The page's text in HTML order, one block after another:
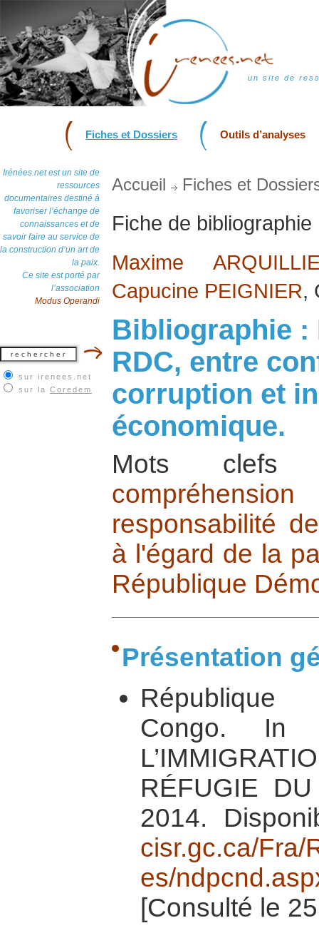
un site de
Fiches et Dossiers Outils d’analyses
Irénées.net est un site de
ressources
documentaires destiné à
favoriser l’échange de
connaissances et de
savoir faire au service de
la construction d’un art de
la paix.
Ce site est porté par
l’association
Modus Operandi
sur irenees.net
sur la Coredem
Accueil Fiches et
Fiche de bibliographie
Maxime
Capucine PEIGNIER,
Bibliographie :
RDC, entre
corruption et
économique.
Mots
responsabilité
à l'égard de la
République
Présentation
Congo. In
RÉFUGIE
2014.
cisr.gc.ca/Fra/
es/
[Consulté le